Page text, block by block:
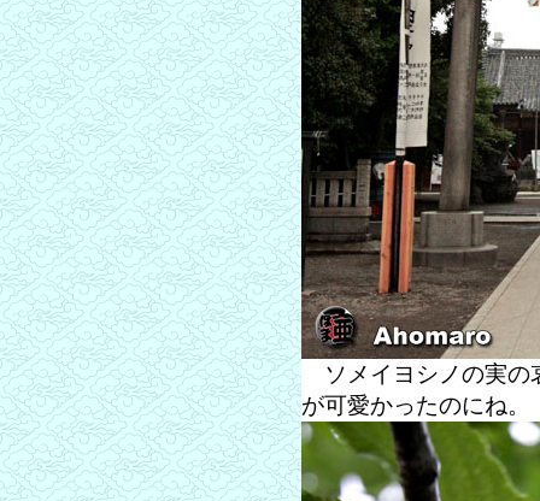
ソメイヨシノの実の
が可愛かったのにね。